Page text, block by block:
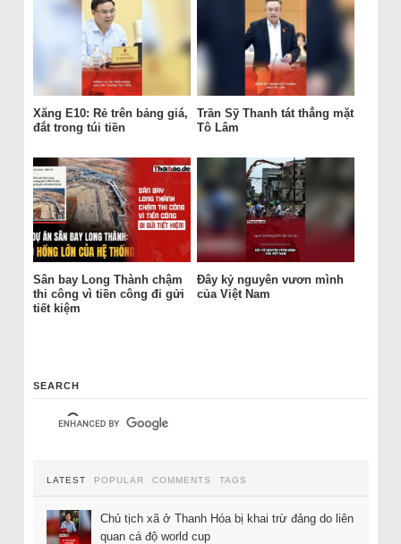
Xăng E10: Rẻ trên bảng giá,
đắt trong túi tiền
Trần Sỹ Thanh tát thẳng mặt
Tô Lâm
Sân bay Long Thành chậm
thi công vì tiền công đi gửi
tiết kiệm
Đây kỷ nguyên vươn mình
của Việt Nam
SEARCH
LATEST POPULAR COMMENTS TAGS
Chủ tịch xã ở Thanh Hóa bị khai trừ đảng do liên
quan cá độ world cup